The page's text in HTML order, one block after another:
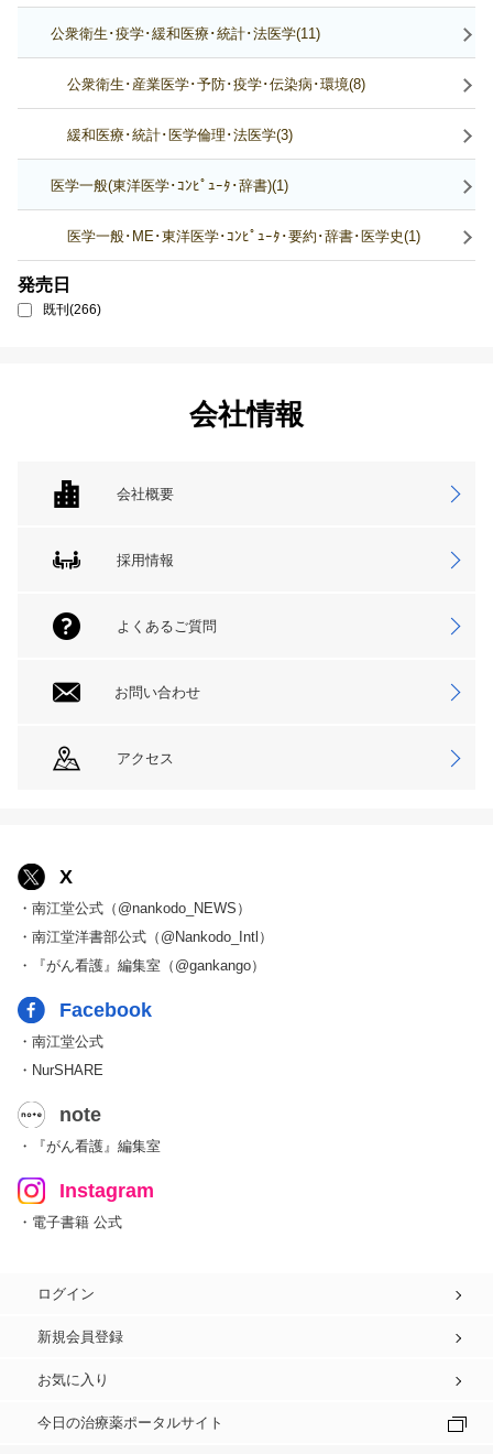
公衆衛生･疫学･緩和医療･統計･法医学(11)
公衆衛生･産業医学･予防･疫学･伝染病･環境(8)
緩和医療･統計･医学倫理･法医学(3)
医学一般(東洋医学･ｺﾝﾋﾟｭｰﾀ･辞書)(1)
医学一般･ME･東洋医学･ｺﾝﾋﾟｭｰﾀ･要約･辞書･医学史(1)
発売日
既刊(266)
会社情報
会社概要
採用情報
よくあるご質問
お問い合わせ
アクセス
X
・南江堂公式（@nankodo_NEWS）
・南江堂洋書部公式（@Nankodo_Intl）
・『がん看護』編集室（@gankango）
Facebook
・南江堂公式
・NurSHARE
note
・『がん看護』編集室
Instagram
・電子書籍 公式
ログイン
新規会員登録
お気に入り
今日の治療薬ポータルサイト